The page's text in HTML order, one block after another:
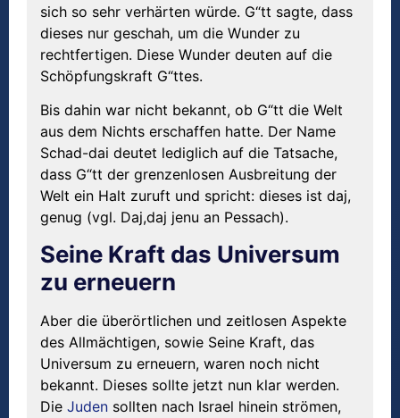
sich so sehr verhärten würde. G“tt sagte, dass
dieses nur geschah, um die Wunder zu
rechtfertigen. Diese Wunder deuten auf die
Schöpfungskraft G“ttes.
Bis dahin war nicht bekannt, ob G“tt die Welt
aus dem Nichts erschaffen hatte. Der Name
Schad-dai deutet lediglich auf die Tatsache,
dass G“tt der grenzenlosen Ausbreitung der
Welt ein Halt zuruft und spricht: dieses ist daj,
genug (vgl. Daj,daj jenu an Pessach).
Seine Kraft das Universum
zu erneuern
Aber die überörtlichen und zeitlosen Aspekte
des Allmächtigen, sowie Seine Kraft, das
Universum zu erneuern, waren noch nicht
bekannt. Dieses sollte jetzt nun klar werden.
Die Juden sollten nach Israel hinein strömen,